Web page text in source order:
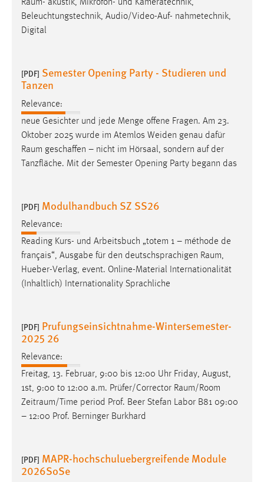
Raum- akustik, Mikrofon- und Kameratechnik,
Beleuchtungstechnik, Audio/Video-Auf- nahmetechnik,
Digital
[PDF] Semester Opening Party - Studieren und
Tanzen
Relevance:
neue Gesichter und jede Menge offene Fragen. Am 23.
Oktober 2025 wurde im Atemlos Weiden genau dafür
Raum geschaffen – nicht im Hörsaal, sondern auf der
Tanzfläche. Mit der Semester Opening Party begann das
[PDF] Modulhandbuch SZ SS26
Relevance:
Reading Kurs- und Arbeitsbuch „totem 1 – méthode de
français“, Ausgabe für den deutschsprachigen Raum,
Hueber-Verlag, event. Online-Material Internationalität
(Inhaltlich) Internationality Sprachliche
[PDF] Prufungseinsichtnahme-Wintersemester-
2025 26
Relevance:
Freitag, 13. Februar, 9:00 bis 12:00 Uhr Friday, August,
1st, 9:00 to 12:00 a.m. Prüfer/Corrector Raum/Room
Zeitraum/Time period Prof. Beer Stefan Labor B81 09:00
– 12:00 Prof. Berninger Burkhard
[PDF] MAPR-hochschuluebergreifende Module
2026SoSe